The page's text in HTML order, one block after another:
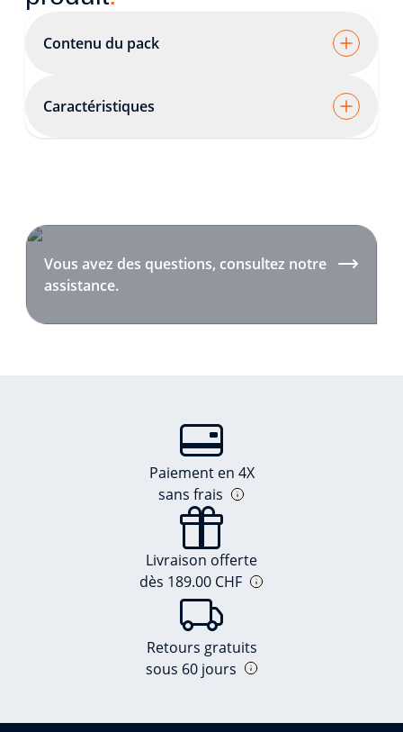
Contenu du pack
Caractéristiques
Vous avez des questions, consultez notre
assistance.
Paiement en 4X
sans frais
Livraison offerte
dès 189.00 CHF
Retours gratuits
sous 60 jours